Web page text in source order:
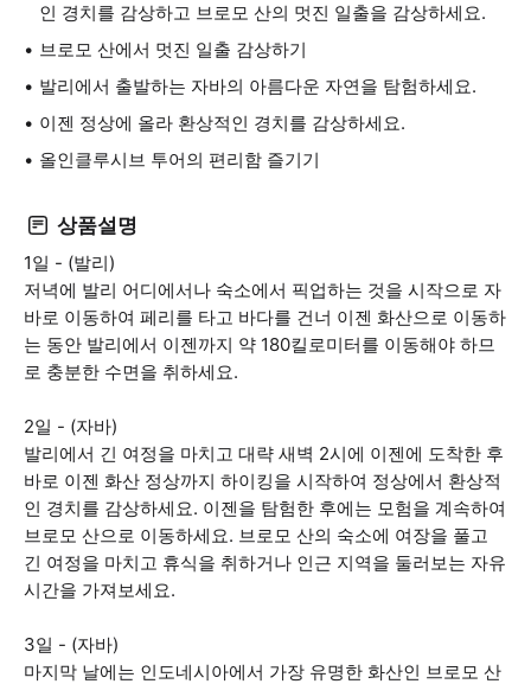
인 경치를 감상하고 브로모 산의 멋진 일출을 감상하세요.
브로모 산에서 멋진 일출 감상하기
발리에서 출발하는 자바의 아름다운 자연을 탐험하세요.
이젠 정상에 올라 환상적인 경치를 감상하세요.
올인클루시브 투어의 편리함 즐기기
상품설명
1일 - (발리)
저녁에 발리 어디에서나 숙소에서 픽업하는 것을 시작으로 자
바로 이동하여 페리를 타고 바다를 건너 이젠 화산으로 이동하
는 동안 발리에서 이젠까지 약 180킬로미터를 이동해야 하므
로 충분한 수면을 취하세요.
2일 - (자바)
발리에서 긴 여정을 마치고 대략 새벽 2시에 이젠에 도착한 후
바로 이젠 화산 정상까지 하이킹을 시작하여 정상에서 환상적
인 경치를 감상하세요. 이젠을 탐험한 후에는 모험을 계속하여
브로모 산으로 이동하세요. 브로모 산의 숙소에 여장을 풀고
긴 여정을 마치고 휴식을 취하거나 인근 지역을 둘러보는 자유
시간을 가져보세요.
3일 - (자바)
마지막 날에는 인도네시아에서 가장 유명한 화산인 브로모 산